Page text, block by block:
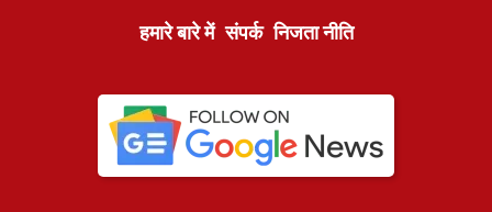
हमारे बारे में संपर्क निजता नीति